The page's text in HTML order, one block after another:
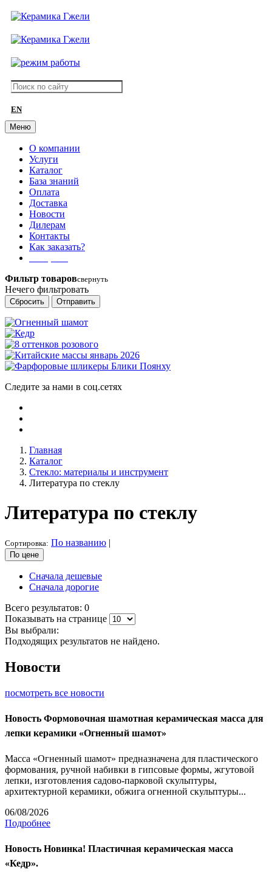
EN
Меню
О компании
Услуги
Каталог
База знаний
Оплата
Доставка
Новости
Дилерам
Контакты
Как заказать?
Фильтр товаровсвернуть
Нечего фильтровать
Сбросить Отправить
Следите за нами в соц.сетях
Главная
Каталог
Стекло: материалы и инструмент
Литература по стеклу
Литература по стеклу
Сортировка: По названию |
По цене
Сначала дешевые
Сначала дорогие
Всего результатов: 0
Показывать на странице
Вы выбрали:
Подходящих результатов не найдено.
Новости
посмотреть все новости
Новость Формовочная шамотная керамическая масса для
лепки керамики «Огненный шамот»
Масса «Огненный шамот» предназначена для пластического
формования, ручной набивки в гипсовые формы, жгутовой
лепки, изготовления садово-парковой скульптуры,
архитектурной керамики, обжига огненной скульптуры...
06/08/2026
Подробнее
Новость Новинка! Пластичная керамическая масса
«Кедр».